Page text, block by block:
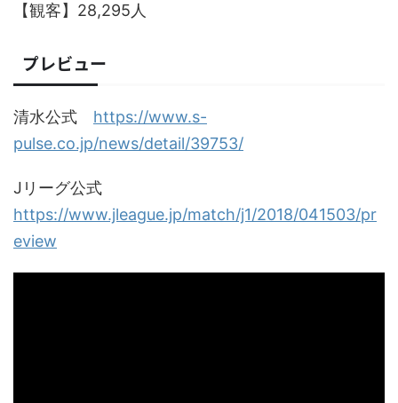
【観客】28,295人
プレビュー
清水公式 https://www.s-
pulse.co.jp/news/detail/39753/
Jリーグ公式
https://www.jleague.jp/match/j1/2018/041503/pr
eview